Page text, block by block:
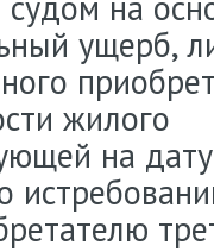
ущерб,
жилого
на